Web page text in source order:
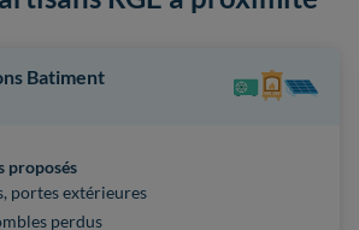
Batiment
proposés
portes extérieures
perdus